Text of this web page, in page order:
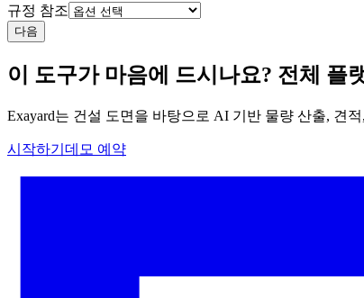
규정 참조
다음
이 도구가 마음에 드시나요? 전체 플
Exayard는 건설 도면을 바탕으로 AI 기반 물량 산출, 견
시작하기 데모 예약